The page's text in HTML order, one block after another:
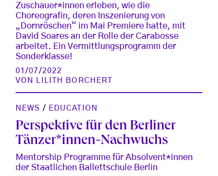
Zuschauer*innen erleben, wie die
Choreografin, deren Inszenierung von
„Dornröschen“ im Mai Premiere hatte, mit
David Soares an der Rolle der Carabosse
arbeitet. Ein Vermittlungsprogramm der
Sonderklasse!
01/07/2022
VON
LILITH BORCHERT
NEWS / EDUCATION
Perspektive für den Berliner
Tänzer*innen-Nachwuchs
Mentorship Programme für Absolvent*innen
der Staatlichen Ballettschule Berlin